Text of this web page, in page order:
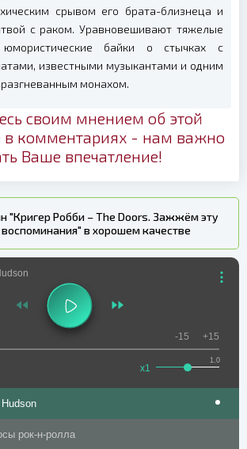
срывом его брата-близнеца и
с раком. Уравновешивают тяжелые
юмористические байки о стычках с
известными музыкантами и одним
монахом.
своим мнением об этой
в комментариях - нам важно
Ваше впечатление!
"Кригер Робби – The Doors. Зажжём эту
в хорошем качестве
1.0
x1
-15 +15
рок-н-ролла